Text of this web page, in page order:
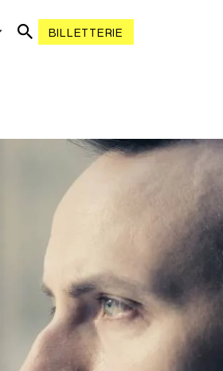
BILLETTERIE